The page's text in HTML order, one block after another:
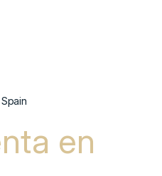
en